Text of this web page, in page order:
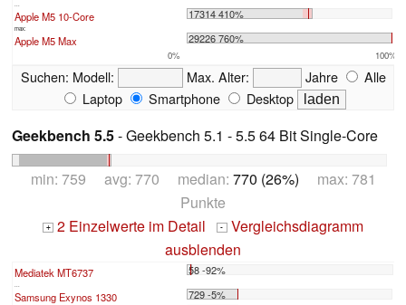
Apple M5 10-Core 17314 410%
max:
Apple M5 Max 29226 760%
0% 100%
Suchen: Modell: Max. Alter: Jahre
Alle
Laptop
Smartphone Desktop
Geekbench 5.5- Geekbench 5.1 - 5.5 64 Bit Single-Core
min: 759 avg: 770 median: 770 (26%) max: 781
Punkte
+ 2 Einzelwerte im Detail - Vergleichsdiagramm
ausblenden
Mediatek MT6737 58 -92%
...
Samsung Exynos 1330
729 -5%